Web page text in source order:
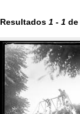
Resultados 1 - 1 de